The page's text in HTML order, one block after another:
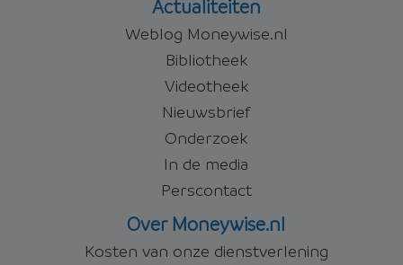
Actualiteiten
Weblog Moneywise.nl
Bibliotheek
Videotheek
Nieuwsbrief
Onderzoek
In de media
Perscontact
Over Moneywise.nl
Kosten van onze dienstverlening